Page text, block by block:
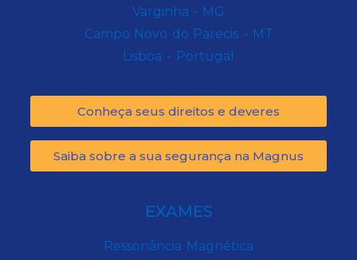
Varginha - MG
Campo Novo do Parecis - MT
Lisboa - Portugal
Conheça seus direitos e deveres
Saiba sobre a sua segurança na Magnus
EXAMES
Ressonância Magnética